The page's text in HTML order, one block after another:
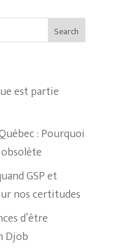
Search
est partie
: Pourquoi
GSP et
nos certitudes
d’être
Djob